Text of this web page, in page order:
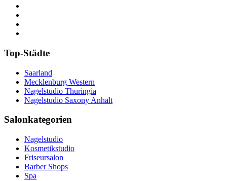
Top-Städte
Saarland
Mecklenburg Western
Nagelstudio Thuringia
Nagelstudio Saxony Anhalt
Salonkategorien
Nagelstudio
Kosmetikstudio
Friseursalon
Barber Shops
Spa